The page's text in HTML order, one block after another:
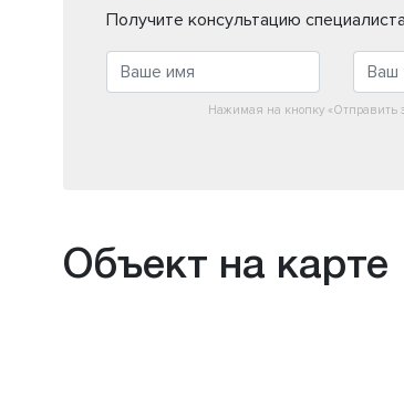
Получите консультацию специалиста
Нажимая на кнопку «Отправить
Объект на карте